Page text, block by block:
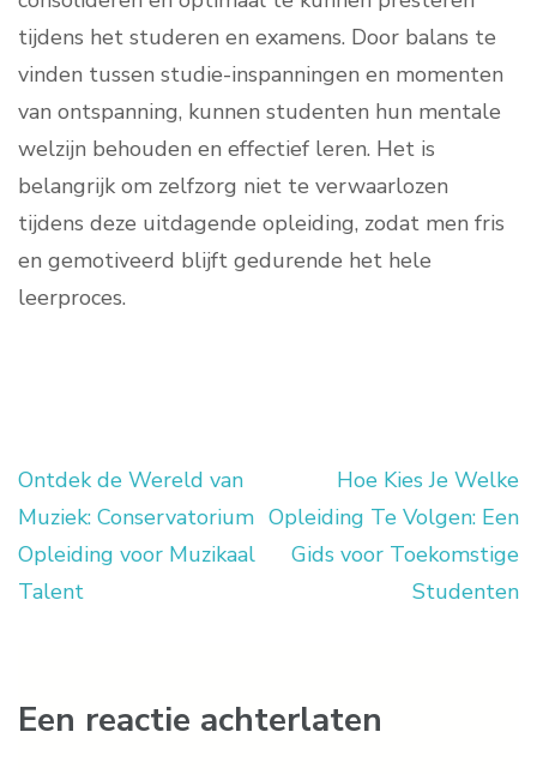
tijdens het studeren en examens. Door balans te
vinden tussen studie-inspanningen en momenten
van ontspanning, kunnen studenten hun mentale
welzijn behouden en effectief leren. Het is
belangrijk om zelfzorg niet te verwaarlozen
tijdens deze uitdagende opleiding, zodat men fris
en gemotiveerd blijft gedurende het hele
leerproces.
Berichtnavigatie
Ontdek de Wereld van
Muziek: Conservatorium
Opleiding voor Muzikaal
Talent
Hoe Kies Je Welke
Opleiding Te Volgen: Een
Gids voor Toekomstige
Studenten
Een reactie achterlaten